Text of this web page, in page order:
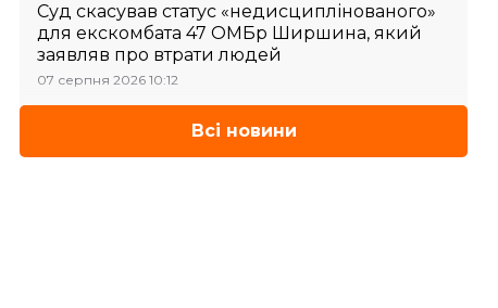
Суд скасував статус «недисциплінованого»
для екскомбата 47 ОМБр Ширшина, який
заявляв про втрати людей
07 серпня 2026 10:12
Всі новини